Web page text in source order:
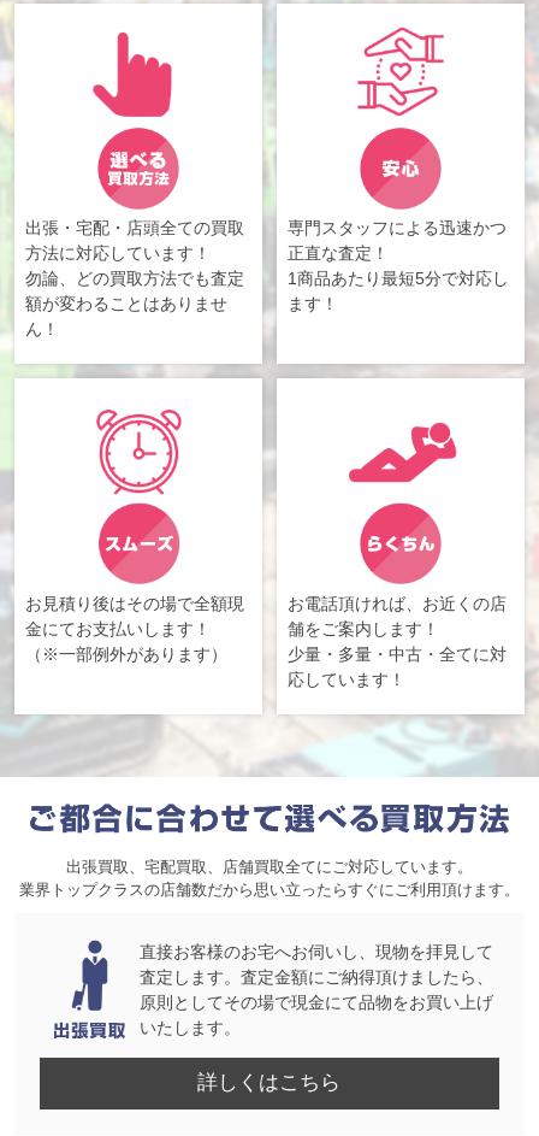
出張・宅配・店頭全ての買取
方法に対応しています！
勿論、どの買取方法でも査定
額が変わることはありませ
ん！
専門スタッフによる迅速かつ
正直な査定！
1商品あたり最短5分で対応し
ます！
お見積り後はその場で全額現
金にてお支払いします！
（※一部例外があります）
お電話頂ければ、お近くの店
舗をご案内します！
少量・多量・中古・全てに対
応しています！
出張買取、宅配買取、店舗買取全てにご対応しています。
業界トップクラスの店舗数だから思い立ったらすぐにご利用頂けます。
直接お客様のお宅へお伺いし、現物を拝見して
査定します。査定金額にご納得頂けましたら、
原則としてその場で現金にて品物をお買い上げ
いたします。
詳しくはこちら